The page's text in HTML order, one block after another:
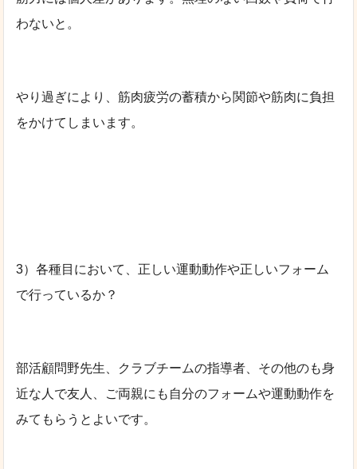
わないと。
やり過ぎにより、筋肉疲労の蓄積から関節や筋肉に負担
をかけてしまいます。
3）各種目において、正しい運動動作や正しいフォーム
で行っているか？
部活顧問野先生、クラブチームの指導者、その他のも身
近な人で友人、ご両親にも自分のフォームや運動動作を
みてもらうとよいです。